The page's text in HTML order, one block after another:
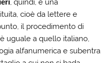
cioè da lettere e
il procedimento di
uguale a quello italiano,
alfanumerica e subentra